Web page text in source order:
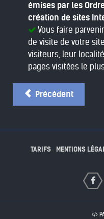
émises par les
création de sites
Vous faire
de visite de votre
visiteurs, leur
pages visitées le
Précédent
TARIFS MENTIONS